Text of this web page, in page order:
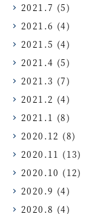
2021.7 (5)
2021.6 (4)
2021.5 (4)
2021.4 (5)
2021.3 (7)
2021.2 (4)
2021.1 (8)
2020.12 (8)
2020.11 (13)
2020.10 (12)
2020.9 (4)
2020.8 (4)